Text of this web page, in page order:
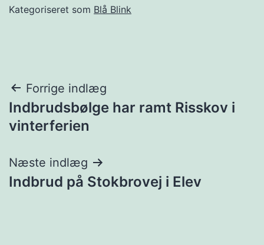
Kategoriseret som Blå Blink
Indlægsnavigation
Forrige indlæg
Indbrudsbølge har ramt Risskov i
vinterferien
Næste indlæg
Indbrud på Stokbrovej i Elev